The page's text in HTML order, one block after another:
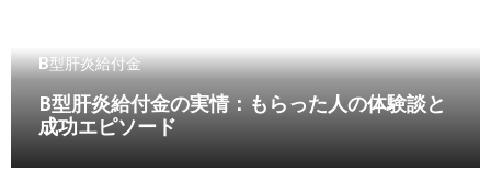
B型肝炎給付金
B型肝炎給付金の実情：もらった人の体験談と
成功エピソード